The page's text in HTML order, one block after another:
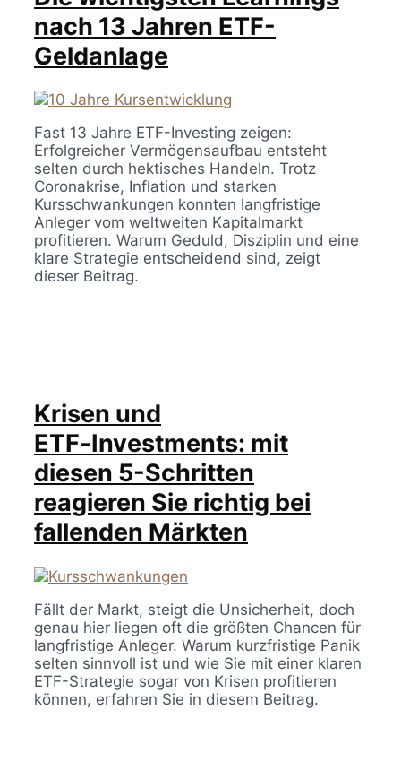
nach 13 Jahren ETF-
Geldanlage
Fast 13 Jahre ETF-Investing zeigen:
Erfolgreicher Vermögensaufbau entsteht
selten durch hektisches Handeln. Trotz
Coronakrise, Inflation und starken
Kursschwankungen konnten langfristige
Anleger vom weltweiten Kapitalmarkt
profitieren. Warum Geduld, Disziplin und eine
klare Strategie entscheidend sind, zeigt
dieser Beitrag.
Krisen und
ETF‑Investments: mit
diesen 5-Schritten
reagieren Sie richtig bei
fallenden Märkten
Fällt der Markt, steigt die Unsicherheit, doch
genau hier liegen oft die größten Chancen für
langfristige Anleger. Warum kurzfristige Panik
selten sinnvoll ist und wie Sie mit einer klaren
ETF-Strategie sogar von Krisen profitieren
können, erfahren Sie in diesem Beitrag.